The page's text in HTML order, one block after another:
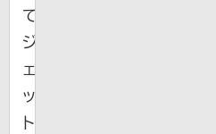
て
ジ
ェ
ッ
ト